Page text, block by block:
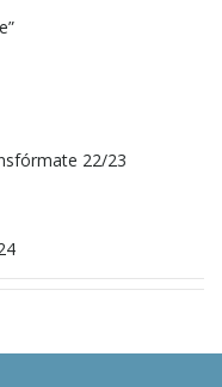
22/23